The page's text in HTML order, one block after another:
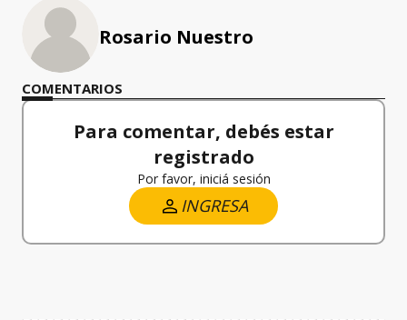
Rosario Nuestro
COMENTARIOS
Para comentar, debés estar
registrado
Por favor, iniciá sesión
INGRESA